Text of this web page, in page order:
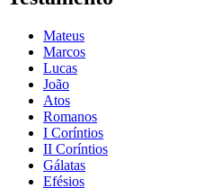
Mateus
Marcos
Lucas
João
Atos
Romanos
I Coríntios
II Coríntios
Gálatas
Efésios